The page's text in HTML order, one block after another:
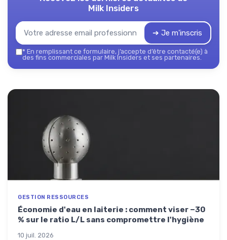
Milk Insiders
➔ Je m'inscris
* En remplissant ce formulaire, j’accepte d’être contacté(e) à
des fins commerciales par Milk Insiders et ses partenaires.
GESTION RESSOURCES
Économie d'eau en laiterie : comment viser −30
% sur le ratio L/L sans compromettre l'hygiène
10 juil. 2026